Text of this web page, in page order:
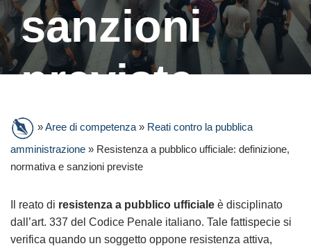
sanzioni
previste
»Aree di competenza» Reati contro la pubblica
amministrazione » Resistenza a pubblico ufficiale: definizione,
normativa e sanzioni previste
Il reato di resistenza a pubblico ufficiale è disciplinato
dall’art. 337 del Codice Penale italiano. Tale fattispecie si
verifica quando un soggetto oppone resistenza attiva,